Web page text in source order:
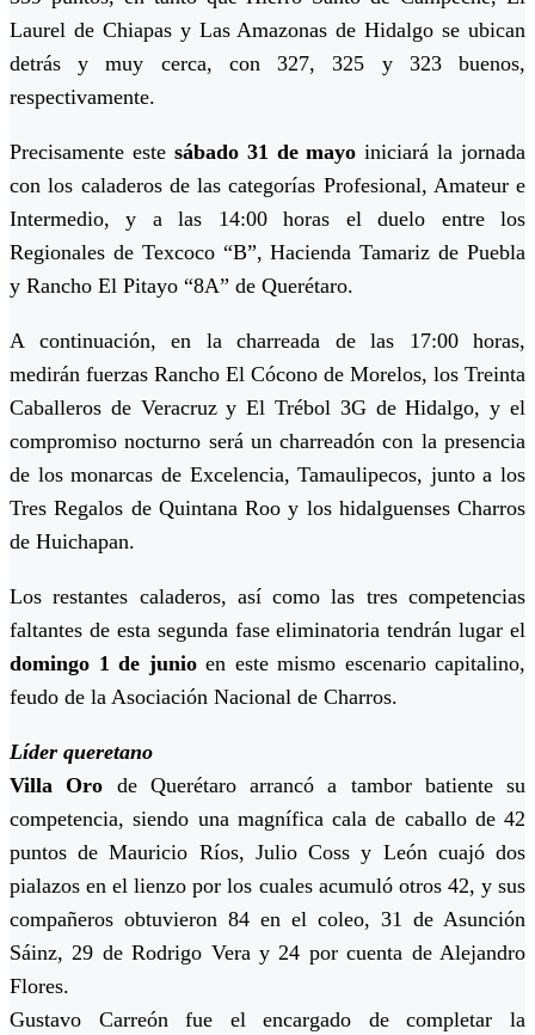
Laurel de Chiapas y Las Amazonas de Hidalgo se ubican
detrás y muy cerca, con 327, 325 y 323 buenos,
respectivamente.
Precisamente este sábado 31 de mayo iniciará la jornada
con los caladeros de las categorías Profesional, Amateur e
Intermedio, y a las 14:00 horas el duelo entre los
Regionales de Texcoco “B”, Hacienda Tamariz de Puebla
y Rancho El Pitayo “8A” de Querétaro.
A continuación, en la charreada de las 17:00 horas,
medirán fuerzas Rancho El Cócono de Morelos, los Treinta
Caballeros de Veracruz y El Trébol 3G de Hidalgo, y el
compromiso nocturno será un charreadón con la presencia
de los monarcas de Excelencia, Tamaulipecos, junto a los
Tres Regalos de Quintana Roo y los hidalguenses Charros
de Huichapan.
Los restantes caladeros, así como las tres competencias
faltantes de esta segunda fase eliminatoria tendrán lugar el
domingo 1 de junioen este mismo escenario capitalino,
feudo de la Asociación Nacional de Charros.
Líder queretano
Villa Oro de Querétaro arrancó a tambor batiente su
competencia, siendo una magnífica cala de caballo de 42
puntos de Mauricio Ríos, Julio Coss y León cuajó dos
pialazos en el lienzo por los cuales acumuló otros 42, y sus
compañeros obtuvieron 84 en el coleo, 31 de Asunción
Sáinz, 29 de Rodrigo Vera y 24 por cuenta de Alejandro
Flores.
Gustavo Carreón fue el encargado de completar la